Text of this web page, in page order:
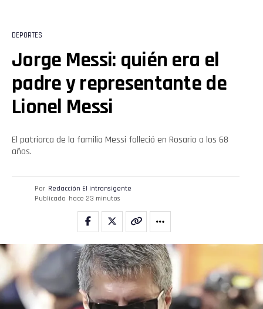
DEPORTES
Jorge Messi: quién era el
padre y representante de
Lionel Messi
El patriarca de la familia Messi falleció en Rosario a los 68
años.
Por Redacción El intransigente
Publicado hace 23 minutos